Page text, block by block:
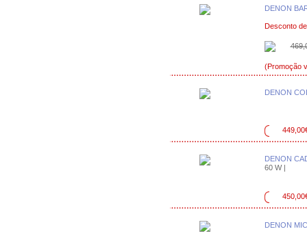
DENON
Desconto
(Promoção
DENON
DENON
60 W |
DENON